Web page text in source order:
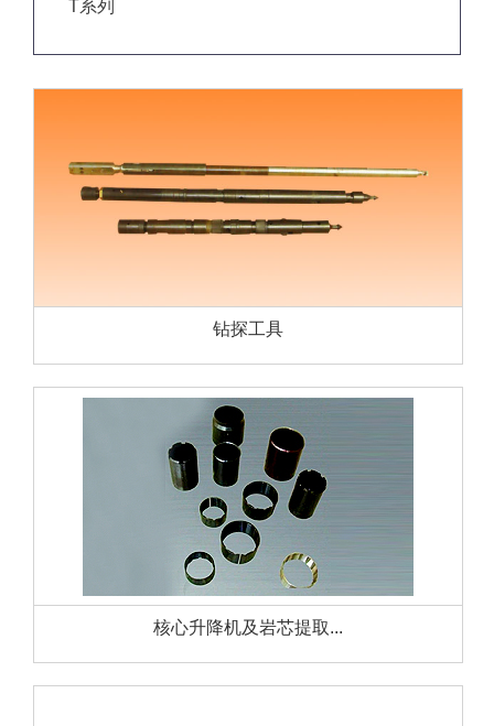
T系列
钻探工具
核心升降机及岩芯提取...